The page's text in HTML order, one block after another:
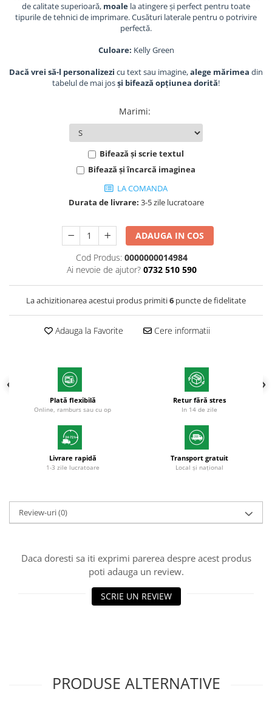
Textmarkere
Hartie
Hartie pentru print digital
Hartie in formate mari
Hartie milimetrica
Produse din hartie
Cuburi din hartie
Caiete pentru birou
Registre si repertoare
Etichete adezive
Plicuri
Role pentru case de marcat
Notesuri adezive
Organizare si arhivare
Caiete mecanice
Separatoare
Folii si mape de protectie
Cutii si containere pentru arhivare
Accesorii pentru birou
Agrafe, clipsuri, ace si piuneze
Perforatoare
de calitate superioară, moale la atingere și perfect pentru toate
tipurile de tehnici de imprimare. Cusături laterale pentru o potrivire
perfectă.
Culoare: Kelly Green
Dacă vrei să-l personalizezi cu text sau imagine,alege mărimea din
tabelul de mai josși bifează opțiunea dorită!
Marimi:
Bifează și scrie textul
Bifează și încarcă imaginea
LA COMANDA
Durata de livrare: 3-5 zile lucratoare
ADAUGA IN COS
Cod Produs: 0000000014984
Ai nevoie de ajutor? 0732 510 590
La achizitionarea acestui produs primiti6 puncte de fidelitate
Adauga la Favorite Cere informatii
Plată flexibilă
Online, ramburs sau cu op
Retur fără stres
In 14 de zile
Livrare rapidă
1-3 zile lucratoare
Transport gratuit
Local și național
Review-uri(0)
Daca doresti sa iti exprimi parerea despre acest produs
poti adauga un review.
SCRIE UN REVIEW
PRODUSE ALTERNATIVE